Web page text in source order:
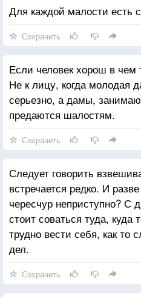
Для каждой малости есть
Сохранить
Если человек хорош в чем
Не к лицу, когда молодая
серьезно, а дамы,
предаются шалостям.
Сохранить
Следует говорить
встречается редко. И
чересчур неприступно? С
стоит соваться туда,
трудно вести себя, как то
дел.
Сохранить